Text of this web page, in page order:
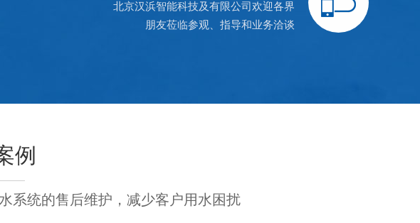
北京汉浜智能科技及有限公司欢迎各界
朋友莅临参观、指导和业务洽谈
例
系统的售后维护，减少客户用水困扰